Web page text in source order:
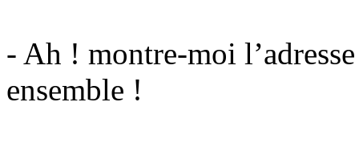
- Ah ! montre-moi
ensemble !